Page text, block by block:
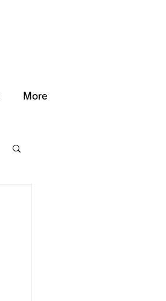
More